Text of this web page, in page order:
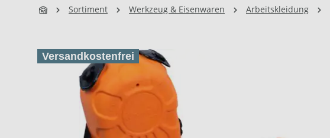
Sortiment Werkzeug & Eisenwaren Arbeitskleidung
Versandkostenfrei